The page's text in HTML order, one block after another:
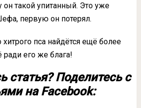
он такой упитанный. Это уже
первую он потерял.
хитрого пса найдётся ещё более
ради его же блага!
статья? Поделитесь с
на Facebook: